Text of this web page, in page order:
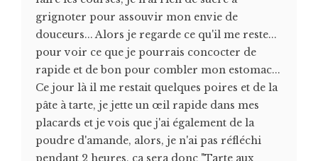
grignoter pour assouvir mon envie de
douceurs... Alors je regarde ce qu'il me reste...
pour voir ce que je pourrais concocter de
rapide et de bon pour combler mon estomac...
Ce jour là il me restait quelques poires et de la
pâte à tarte, je jette un œil rapide dans mes
placards et je vois que j'ai également de la
poudre d'amande, alors, je n'ai pas réfléchi
pendant 2 heures, ça sera donc "Tarte aux